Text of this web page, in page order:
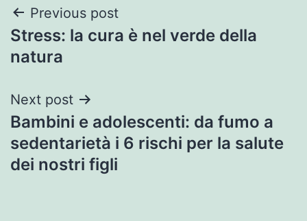
Post
navigation
Previous post
Stress: la cura è nel verde della
natura
Next post
Bambini e adolescenti: da fumo a
sedentarietà i 6 rischi per la salute
dei nostri figli